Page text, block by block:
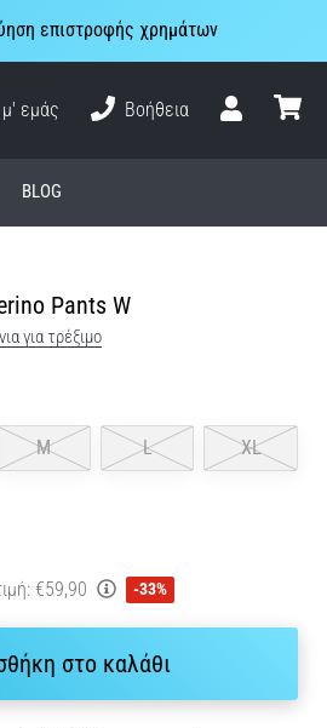
επιστροφής χρημάτων
εμάς
Βοήθεια
BLOG
Pants W
για τρέξιμο
M L XL
€59,90 -33%
στο καλάθι